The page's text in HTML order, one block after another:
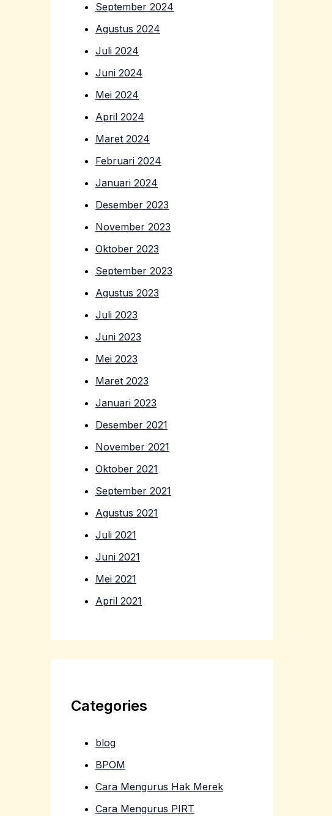
September 2024
Agustus 2024
Juli 2024
Juni 2024
Mei 2024
April 2024
Maret 2024
Februari 2024
Januari 2024
Desember 2023
November 2023
Oktober 2023
September 2023
Agustus 2023
Juli 2023
Juni 2023
Mei 2023
Maret 2023
Januari 2023
Desember 2021
November 2021
Oktober 2021
September 2021
Agustus 2021
Juli 2021
Juni 2021
Mei 2021
April 2021
Categories
blog
BPOM
Cara Mengurus Hak Merek
Cara Mengurus PIRT